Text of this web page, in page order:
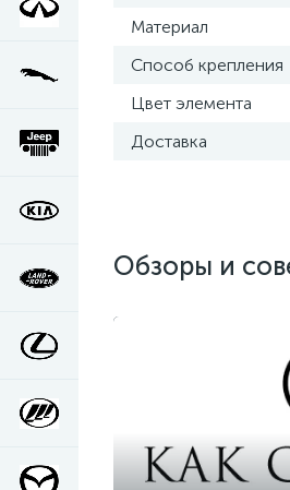
Материал
Способ крепления
Цвет элемента
Доставка
Обзоры и